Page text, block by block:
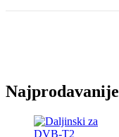
Najprodavanije